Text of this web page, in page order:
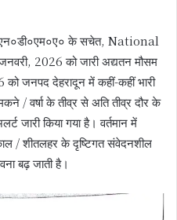
एन०डी०एम०ए० के सचेत, National
2026 को जारी अद्यतन मौसम
जनपद देहरादून में कहीं-कहीं भारी
/ वर्षा के तीव्र से अति तीव्र दौर के
जारी किया गया है। वर्तमान में
/ शीतलहर के दृष्टिगत संवेदनशील
बढ़ जाती है।